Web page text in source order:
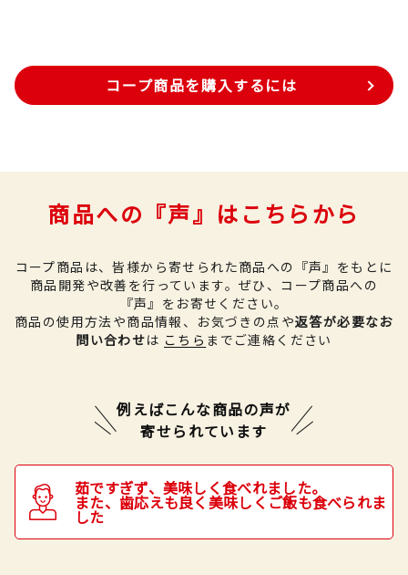
コープ商品を購入するには
商品への『声』はこちらから
コープ商品は、皆様から寄せられた商品への『声』をもとに
商品開発や改善を行っています。 ぜひ、コープ商品への
『声』をお寄せください。
商品の使用方法や商品情報、お気づきの点や返答が必要なお
問い合わせは こちら までご連絡ください
例えばこんな商品の声が
寄せられています
茹ですぎず、美味しく食べれました。
また、歯応えも良く美味しくご飯も食べられま
した